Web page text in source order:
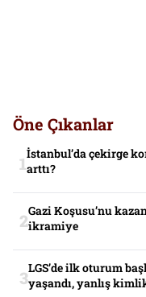
Öne Çıkanlar
İstanbul’da çekirge
arttı?
Gazi Koşusu’nu
ikramiye
LGS’de ilk oturum
yaşandı, yanlış